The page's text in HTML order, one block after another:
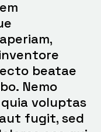
beatae
Nemo
voluptas
fugit, sed